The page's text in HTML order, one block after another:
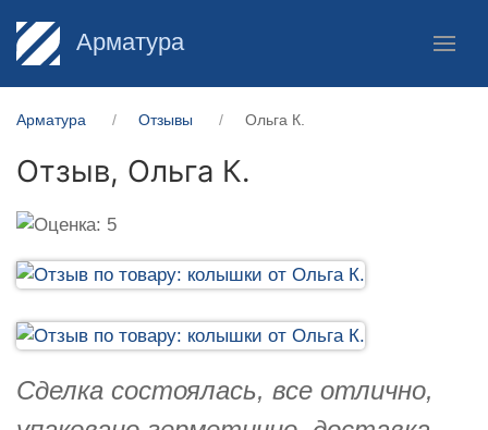
Арматура
Арматура Отзывы Ольга К.
Отзыв, Ольга К.
Сделка состоялась, все отлично,